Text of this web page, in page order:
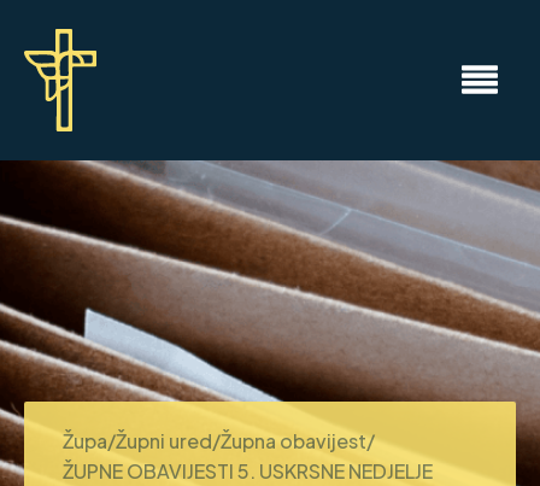
Župa/Župni ured/Župna obavijest/
ŽUPNE OBAVIJESTI 5. USKRSNE NEDJELJE